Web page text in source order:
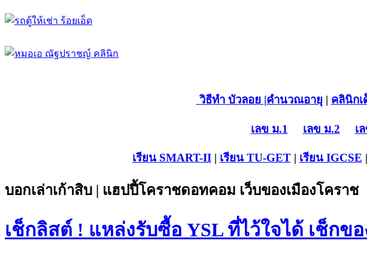
วิธีทำ บัวลอย |คำนวณอายุ | คลินิกเ
เลข ม.1 เลข ม.2 เ
เรียน SMART-II| เรียน TU-GET| เรียน IGCSE |
บอกเล่าเก้าสิบ | แฮปปี้โคราชดอทคอม เว็บของเมืองโคราช
เช็กลิสต์ ! แหล่งรับซื้อ YSL ที่ไว้ใจได้ เช็กข